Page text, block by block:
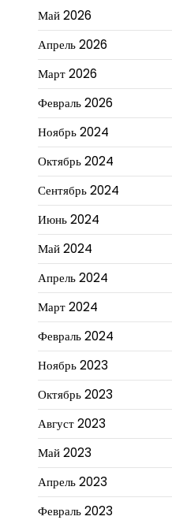
Май 2026
Апрель 2026
Март 2026
Февраль 2026
Ноябрь 2024
Октябрь 2024
Сентябрь 2024
Июнь 2024
Май 2024
Апрель 2024
Март 2024
Февраль 2024
Ноябрь 2023
Октябрь 2023
Август 2023
Май 2023
Апрель 2023
Февраль 2023